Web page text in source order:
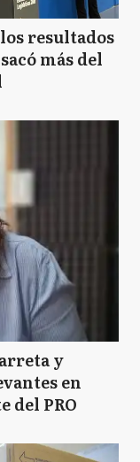
resultados
más del
y
en
del PRO